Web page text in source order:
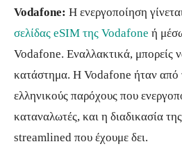
Vodafone: Η ενεργοποίηση
σελίδας eSIM της Vodafone ή
Vodafone. Εναλλακτικά, μπορείς
κατάστημα. Η Vodafone ήταν από
ελληνικούς παρόχους που
καταναλωτές, και η διαδικασία
streamlined που έχουμε δει.